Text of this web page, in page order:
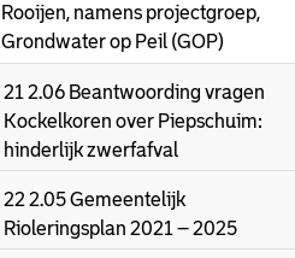
Rooijen, namens projectgroep,
Grondwater op Peil (GOP)
21 2.06 Beantwoording vragen
Kockelkoren over Piepschuim:
hinderlijk zwerfafval
22 2.05 Gemeentelijk
Rioleringsplan 2021 – 2025